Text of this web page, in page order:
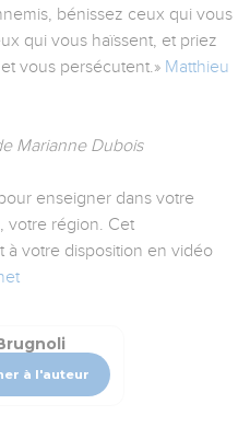
bénissez ceux qui vous
qui vous haïssent, et priez
vous persécutent.» Matthieu
Marianne Dubois
enseigner dans votre
votre région. Cet
à votre disposition en vidéo
à l'auteur